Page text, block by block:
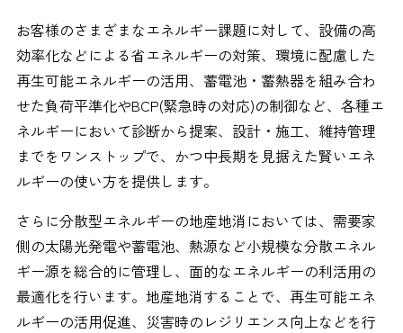
お客様のさまざまなエネルギー課題に対して、設備の高
効率化などによる省エネルギーの対策、環境に配慮した
再生可能エネルギーの活用、蓄電池・蓄熱器を組み合わ
せた負荷平準化やBCP(緊急時の対応)の制御など、各種エ
ネルギーにおいて診断から提案、設計・施工、維持管理
までをワンストップで、かつ中長期を見据えた賢いエネ
ルギーの使い方を提供します。
さらに分散型エネルギーの地産地消においては、需要家
側の太陽光発電や蓄電池、熱源など小規模な分散エネル
ギー源を総合的に管理し、面的なエネルギーの利活⽤の
最適化を行います。地産地消することで、再生可能エネ
ルギーの活用促進、災害時のレジリエンス向上などを行